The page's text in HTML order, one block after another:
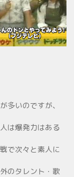
多いのですが、
は爆発力はある
で次々と素人に
のタレント・歌